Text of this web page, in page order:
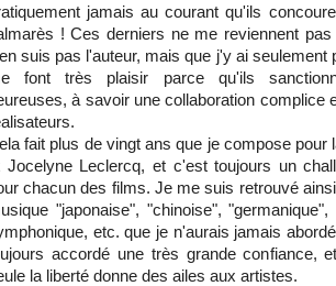
jamais au courant qu'ils
! Ces derniers ne me reviennent
suis pas l'auteur, mais que j'y ai seulement
font très plaisir parce qu'ils
à savoir une collaboration complice
fait plus de vingt ans que je compose pour
Jocelyne Leclercq, et c'est toujours un
chacun des films. Je me suis retrouvé
"japonaise", "chinoise",
etc. que je n'aurais jamais
accordé une très grande confiance,
la liberté donne des ailes aux artistes.